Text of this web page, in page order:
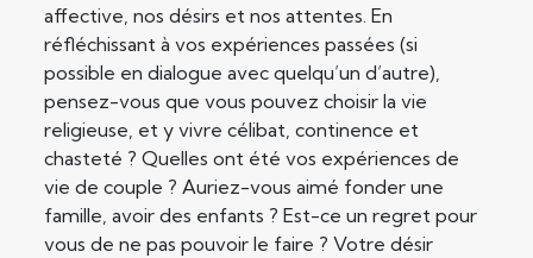
affective, nos désirs et nos attentes. En
réfléchissant à vos expériences passées (si
possible en dialogue avec quelqu’un d’autre),
pensez-vous que vous pouvez choisir la vie
religieuse, et y vivre célibat, continence et
chasteté ? Quelles ont été vos expériences de
vie de couple ? Auriez-vous aimé fonder une
famille, avoir des enfants ? Est-ce un regret pour
vous de ne pas pouvoir le faire ? Votre désir